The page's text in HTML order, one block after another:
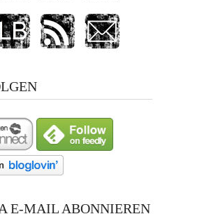
E-MAIL ABONNIEREN